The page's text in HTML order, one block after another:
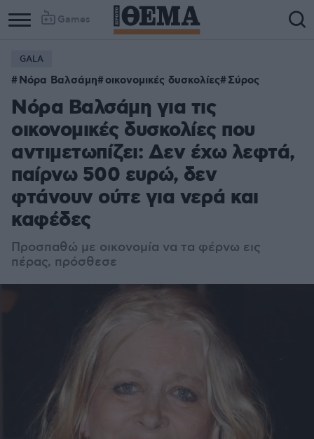
Games
GALA
Νόρα Βαλσάμη οικονομικές δυσκολίες Σύρος
Νόρα Βαλσάμη για τις
οικονομικές δυσκολίες που
αντιμετωπίζει: Δεν έχω λεφτά,
παίρνω 500 ευρώ, δεν
φτάνουν ούτε για νερά και
καφέδες
Προσπαθώ με οικονομία να τα φέρνω εις
πέρας, πρόσθεσε